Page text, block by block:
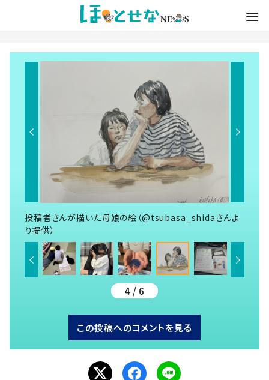
投稿者さんが描いた母娘の絵（@tsubasa_shidaさんよ
り提供）
4 / 6
この投稿へのコメントを見る